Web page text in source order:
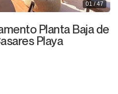
01 / 47
Planta Baja de
Playa